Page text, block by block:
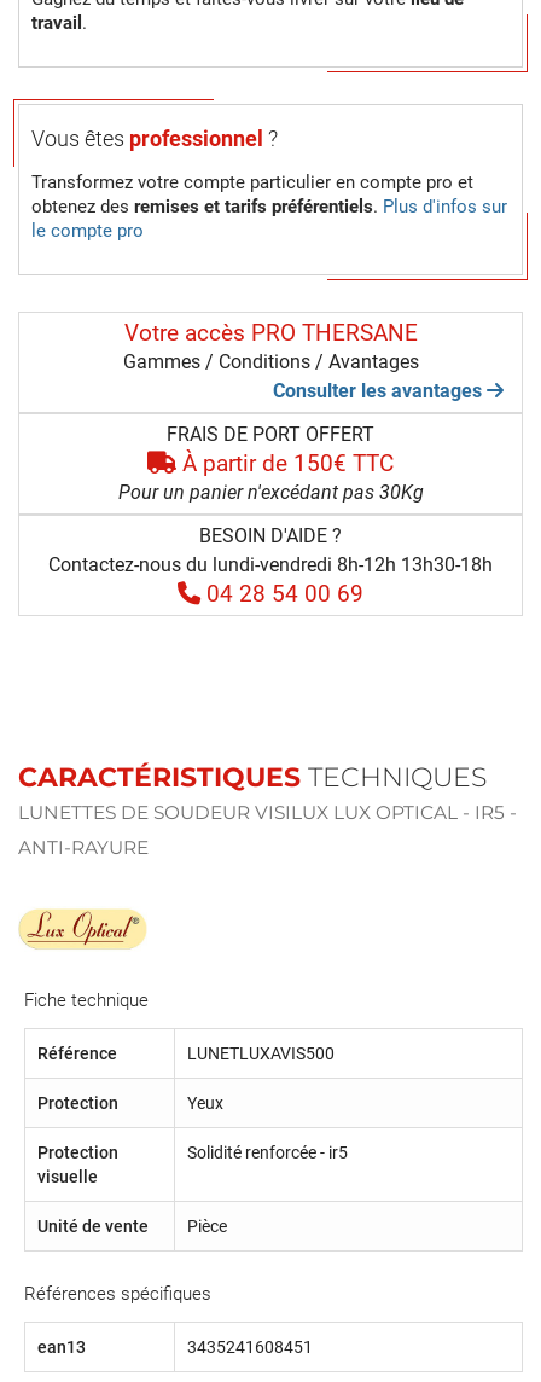
travail .
Vous êtes professionnel ?
Transformez votre compte particulier en compte pro et
obtenez des remises et tarifs préférentiels. Plus d'infos sur
le compte pro
Votre accès PRO THERSANE
Gammes / Conditions / Avantages
Consulter les avantages
FRAIS DE PORT OFFERT
À partir de 150€ TTC
Pour un panier n'excédant pas 30Kg
BESOIN D'AIDE ?
Contactez-nous du lundi-vendredi 8h-12h 13h30-18h
04 28 54 00 69
CARACTÉRISTIQUES TECHNIQUES
LUNETTES DE SOUDEUR VISILUX LUX OPTICAL - IR5 -
ANTI-RAYURE
Fiche technique
Référence LUNETLUXAVIS500
Protection Yeux
Protection
visuelle
Solidité renforcée - ir5
Unité de vente Pièce
Références spécifiques
ean13 3435241608451